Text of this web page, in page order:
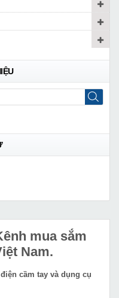
mua sắm
Nam.
cầm tay và dụng cụ